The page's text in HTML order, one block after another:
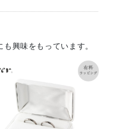
興味をもっています。